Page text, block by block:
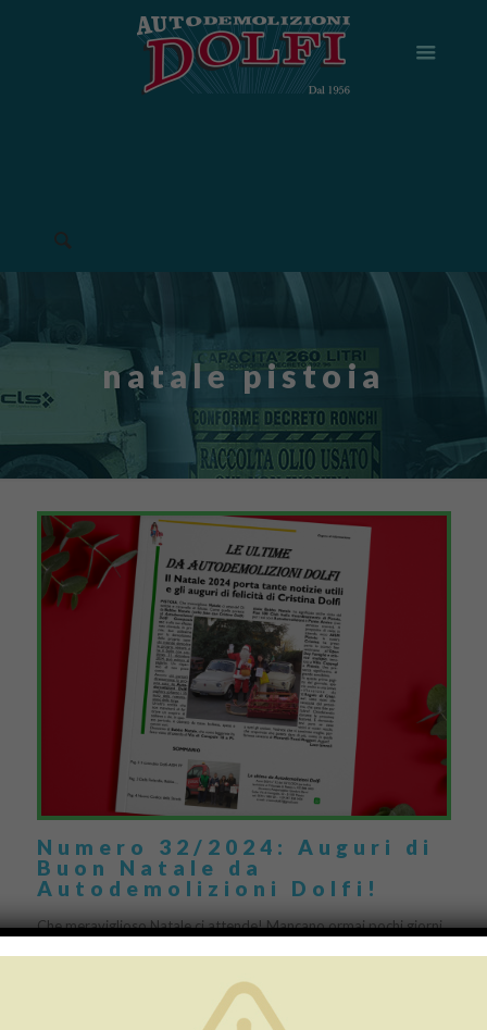
natale pistoia
Numero 32/2024: Auguri di
Buon Natale da
Autodemolizioni Dolfi!
Che meraviglioso Natale ci attende! Mancano ormai pochi giorni